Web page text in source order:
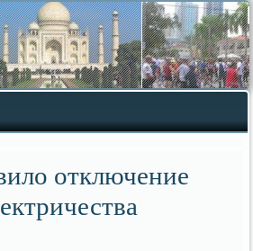
отключение